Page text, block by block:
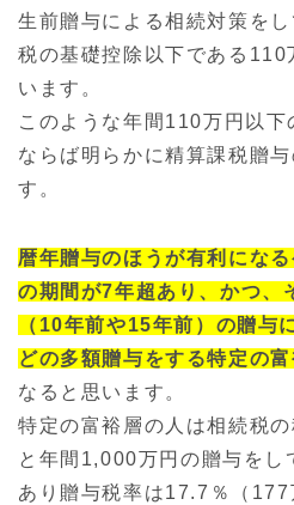
生前贈与による相続対策を
税の基礎控除以下である110
います。
このような年間110万円以下
ならば明らかに精算課税贈
す。
暦年贈与のほうが有利にな
の期間が7年超あり、かつ、
（10年前や15年前）の贈与
どの多額贈与をする特定の
なると思います。
特定の富裕層の人は相続税
と年間1,000万円の贈与をし
あり贈与税率は17.7％（